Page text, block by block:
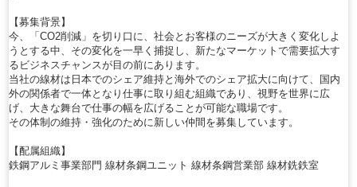
【募集背景】
今、「CO2削減」を切り口に、社会とお客様のニーズが大きく変化しよ
うとする中、その変化を一早く捕捉し、新たなマーケットで需要拡大す
るビジネスチャンスが目の前にあります。
当社の線材は日本でのシェア維持と海外でのシェア拡大に向けて、国内
外の関係者で一体となり仕事に取り組む組織であり、視野を世界に広
げ、大きな舞台で仕事の幅を広げることが可能な職場です。
その体制の維持・強化のために新しい仲間を募集しています。
【配属組織】
鉄鋼アルミ事業部門 線材条鋼ユニット 線材条鋼営業部 線材銑鉄室